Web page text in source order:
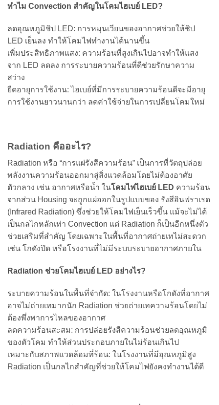
ทำไม Convection สำคัญในโคมไฮเบย์ LED?
ลดอุณหภูมิชิป LED: การหมุนเวียนของอากาศช่วยให้ชิป
LED เย็นลง ทำให้โคมไฟทำงานได้นานขึ้น
เพิ่มประสิทธิภาพแสง: ความร้อนที่สูงเกินไปอาจทำให้แสง
จาก LED ลดลง การระบายความร้อนที่ดีช่วยรักษาความ
สว่าง
ยืดอายุการใช้งาน: ไฮเบย์ที่มีการระบายความร้อนดีจะมีอายุ
การใช้งานยาวนานกว่า ลดค่าใช้จ่ายในการเปลี่ยนโคมใหม่
Radiation คืออะไร?
Radiation หรือ “การแผ่รังสีความร้อน” เป็นการที่วัตถุปล่อย
พลังงานความร้อนออกมาสู่สิ่งแวดล้อมโดยไม่ต้องอาศัย
ตัวกลาง เช่น อากาศหรือน้ำ ในโคมไฟไฮเบย์ LED ความร้อน
จากส่วน Housing จะถูกแผ่ออกในรูปแบบของ รังสีอินฟราเรด
(Infrared Radiation) ซึ่งช่วยให้โคมไฟเย็นเร็วขึ้น แม้จะไม่ได้
เป็นกลไกหลักเท่า Convection แต่ Radiation ก็เป็นอีกหนึ่งตัว
ช่วยเสริมที่สำคัญ โดยเฉพาะในพื้นที่อากาศถ่ายเทไม่สะดวก
เช่น โกดังปิด หรือโรงงานที่ไม่มีระบบระบายอากาศภายใน
Radiation ช่วยโคมไฮเบย์ LED อย่างไร?
ระบายความร้อนในพื้นที่จำกัด: ในโรงงานหรือโกดังที่อากาศ
อาจไม่ถ่ายเทมากนัก Radiation ช่วยถ่ายเทความร้อนโดยไม่
ต้องพึ่งพาการไหลของอากาศ
ลดความร้อนสะสม: การปล่อยรังสีความร้อนช่วยลดอุณหภูมิ
ของตัวโคม ทำให้ส่วนประกอบภายในไม่ร้อนเกินไป
เหมาะกับสภาพแวดล้อมที่ร้อน: ในโรงงานที่มีอุณหภูมิสูง
Radiation เป็นกลไกสำคัญที่ช่วยให้โคมไฟยังคงทำงานได้ดี